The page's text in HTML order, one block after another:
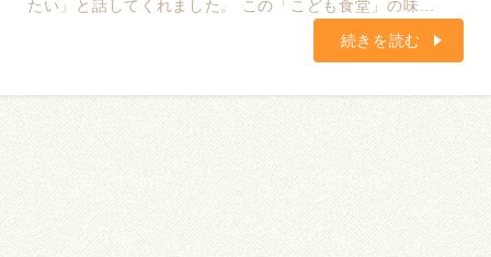
たい」と話してくれました。 この「こども食堂」の味...
続きを読む